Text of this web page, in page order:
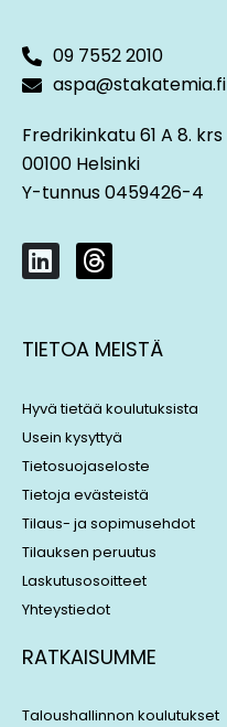
09 7552 2010
aspa@stakatemia.fi
Fredrikinkatu 61 A 8. krs
00100 Helsinki
Y-tunnus 0459426-4
L
i
k
e
i
n
T
h
e
a
s
TIETOA MEISTÄ
Hyvä tietää koulutuksista
Usein kysyttyä
Tietosuojaseloste
Tietoja evästeistä
Tilaus- ja sopimusehdot
Tilauksen peruutus
Laskutusosoitteet
Yhteystiedot
RATKAISUMME
Taloushallinnon koulutukset